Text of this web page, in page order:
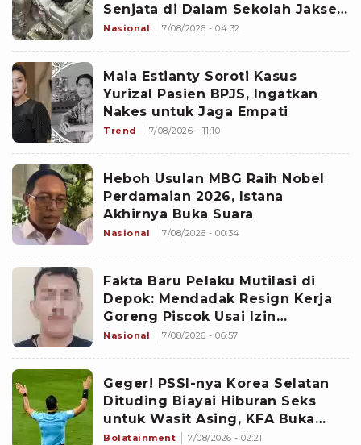
Senjata di Dalam Sekolah Jaksel
Sejak 2020
Nasional 7/08/2026 - 04:32
Maia Estianty Soroti Kasus
Yurizal Pasien BPJS, Ingatkan
Nakes untuk Jaga Empati
Trend 7/08/2026 - 11:10
Heboh Usulan MBG Raih Nobel
Perdamaian 2026, Istana
Akhirnya Buka Suara
Nasional 7/08/2026 - 00:34
Fakta Baru Pelaku Mutilasi di
Depok: Mendadak Resign Kerja
Goreng Piscok Usai Izin
Interview di Mal
Nasional 7/08/2026 - 06:57
Geger! PSSI-nya Korea Selatan
Dituding Biayai Hiburan Seks
untuk Wasit Asing, KFA Buka
Suara
Bolatainment 7/08/2026 - 02:21